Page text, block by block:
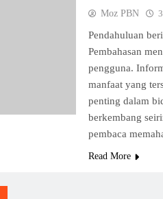
Moz PBN
Pendahuluan
Pembahasan
pengguna.
manfaat yang
penting dalam
berkembang
pembaca
Read More